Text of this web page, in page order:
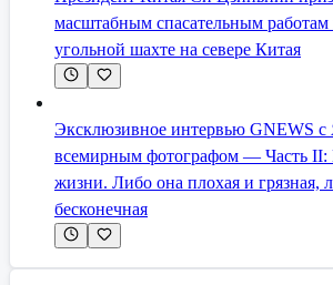
масштабным спасательным работам
угольной шахте на севере Китая
Эксклюзивное интервью GNEWS
всемирным фотографом — Часть II:
жизни. Либо она плохая и грязная,
бесконечная